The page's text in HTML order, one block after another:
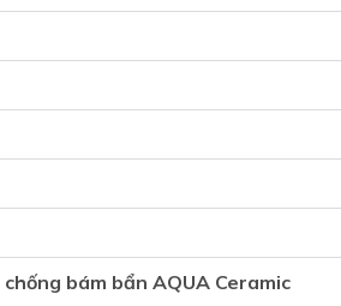
bám bẩn AQUA Ceramic